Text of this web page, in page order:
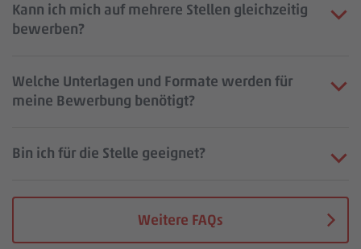
Kann ich mich auf mehrere Stellen gleichzeitig
bewerben?
Welche Unterlagen und Formate werden für
meine Bewerbung benötigt?
Bin ich für die Stelle geeignet?
Weitere FAQs